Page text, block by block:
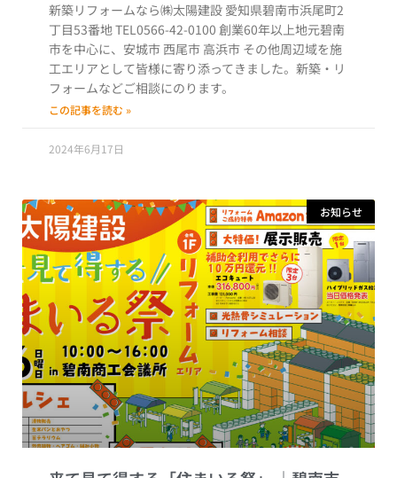
新築リフォームなら㈱太陽建設 愛知県碧南市浜尾町2
丁目53番地 TEL0566-42-0100 創業60年以上地元碧南
市を中心に、安城市 西尾市 高浜市 その他周辺域を施
工エリアとして皆様に寄り添ってきました。新築・リ
フォームなどご相談にのります。
この記事を読む »
2024年6月17日
お知らせ